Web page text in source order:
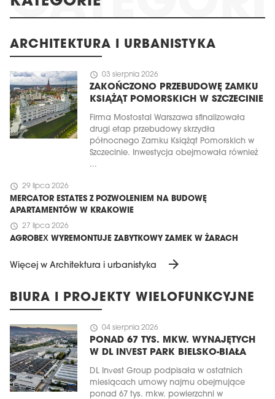
ARCHITEKTURA I URBANISTYKA
schedule 03 sierpnia 2026
ZAKOŃCZONO PRZEBUDOWĘ ZAMKU
KSIĄŻĄT POMORSKICH W SZCZECINIE
Firma Mostostal Warszawa sfinalizowała
drugi etap przebudowy skrzydła
północnego Zamku Książąt Pomorskich w
Szczecinie. Inwestycja obejmowała również
...
schedule 29 lipca 2026
MERCATOR ESTATES Z POZWOLENIEM NA BUDOWĘ
APARTAMENTÓW W KRAKOWIE
schedule 27 lipca 2026
AGROBEX WYREMONTUJE ZABYTKOWY ZAMEK W ŻARACH
Więcej w Architektura i urbanistyka arrow_forward
BIURA I PROJEKTY WIELOFUNKCYJNE
schedule 04 sierpnia 2026
PONAD 67 TYS. MKW. WYNAJĘTYCH
W DL INVEST PARK BIELSKO-BIAŁA
DL Invest Group podpisała w ostatnich
miesiącach umowy najmu obejmujące
ponad 67 tys. mkw. powierzchni w